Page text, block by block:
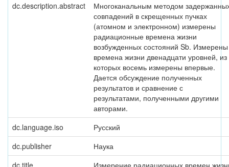
dc.description.abstract
Многоканальным методом
совпадений в скрещенных пучках
(атомном и электронном) измерены
радиационные времена жизни
возбужденных состояний Sb. Измерены
времена жизни двенадцати уровней, из
которых восемь измерены впервые.
Дается обсуждение полученных
результатов и сравнение с
результатами, полученными другими
авторами.
dc.language.iso
Русский
dc.publisher
Наука
dc.title
Измерение радиационных времен